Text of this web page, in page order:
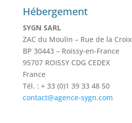
Hébergement
SYGN SARL
ZAC du Moulin – Rue de la Croix
BP 30443 – Roissy-en-France
95707 ROISSY CDG CEDEX
France
Tél. : + 33 (0)1 39 33 48 50
contact@agence-sygn.com